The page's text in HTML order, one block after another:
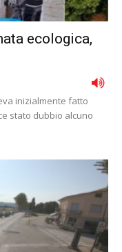
ecologica,
inizialmente fatto
stato dubbio alcuno